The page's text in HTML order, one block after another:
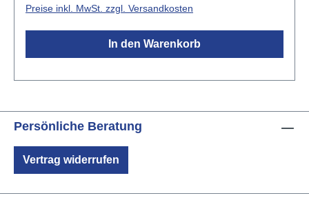
Preise inkl. MwSt. zzgl. Versandkosten
In den Warenkorb
Persönliche Beratung
Vertrag widerrufen